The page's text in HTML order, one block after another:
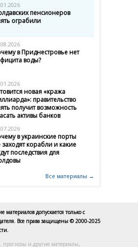
пенсионеров
ограбили
в Приднестровье нет
воды?
новая «кража
правительство
получит возможность
активы банков
в украинские порты
заходят корабли и какие
последствия для
Все материалы →
материалов допускается только с
Все права защищены © 2000-2025
прогнозы и другие материалы,